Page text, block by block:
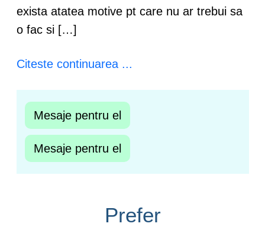
exista atatea motive pt care nu ar trebui sa
o fac si […]
Citeste continuarea ...
Mesaje pentru el
Mesaje pentru el
Prefer